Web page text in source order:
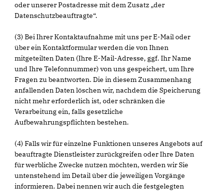
oder unserer Postadresse mit dem Zusatz „der
Datenschutzbeauftragte“.
(3) Bei Ihrer Kontaktaufnahme mit uns per E-Mail oder
über ein Kontaktformular werden die von Ihnen
mitgeteilten Daten (Ihre E-Mail-Adresse, ggf. Ihr Name
und Ihre Telefonnummer) von uns gespeichert, um Ihre
Fragen zu beantworten. Die in diesem Zusammenhang
anfallenden Daten löschen wir, nachdem die Speicherung
nicht mehr erforderlich ist, oder schränken die
Verarbeitung ein, falls gesetzliche
Aufbewahrungspflichten bestehen.
(4) Falls wir für einzelne Funktionen unseres Angebots auf
beauftragte Dienstleister zurückgreifen oder Ihre Daten
für werbliche Zwecke nutzen möchten, werden wir Sie
untenstehend im Detail über die jeweiligen Vorgänge
informieren. Dabei nennen wir auch die festgelegten